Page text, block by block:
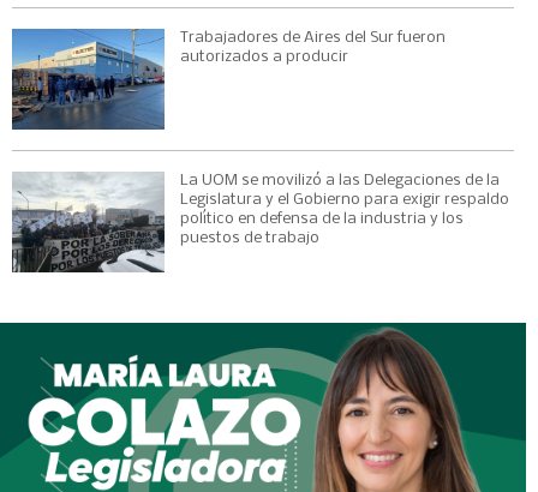
Trabajadores de Aires del Sur fueron
autorizados a producir
La UOM se movilizó a las Delegaciones de la
Legislatura y el Gobierno para exigir respaldo
político en defensa de la industria y los
puestos de trabajo